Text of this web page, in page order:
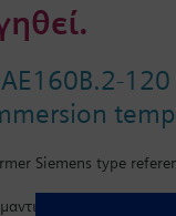
120
Siemens type
πληροφορία